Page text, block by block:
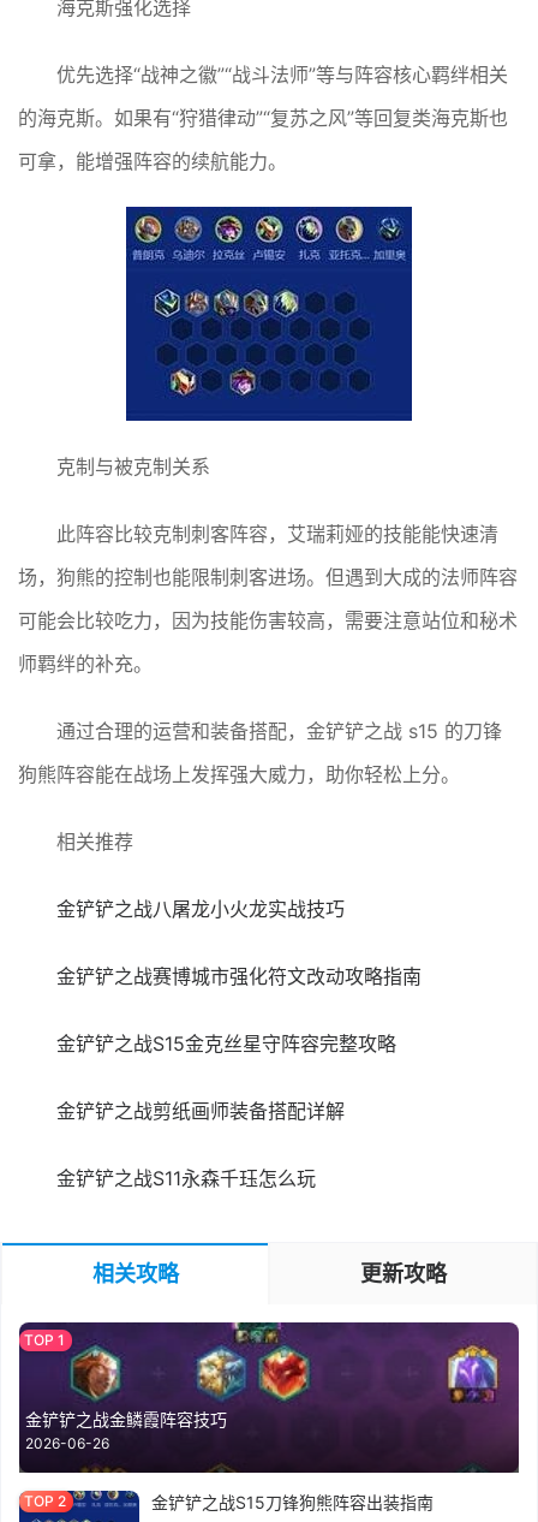
海克斯强化选择
优先选择“战神之徽”“战斗法师”等与阵容核心羁绊相关
的海克斯。如果有“狩猎律动”“复苏之风”等回复类海克斯也
可拿，能增强阵容的续航能力。
克制与被克制关系
此阵容比较克制刺客阵容，艾瑞莉娅的技能能快速清
场，狗熊的控制也能限制刺客进场。但遇到大成的法师阵容
可能会比较吃力，因为技能伤害较高，需要注意站位和秘术
师羁绊的补充。
通过合理的运营和装备搭配，金铲铲之战 s15 的刀锋
狗熊阵容能在战场上发挥强大威力，助你轻松上分。
相关推荐
金铲铲之战八屠龙小火龙实战技巧
金铲铲之战赛博城市强化符文改动攻略指南
金铲铲之战S15金克丝星守阵容完整攻略
金铲铲之战剪纸画师装备搭配详解
金铲铲之战S11永森千珏怎么玩
相关攻略 更新攻略
金铲铲之战金鳞霞阵容技巧
2026-06-26
金铲铲之战S15刀锋狗熊阵容出装指南